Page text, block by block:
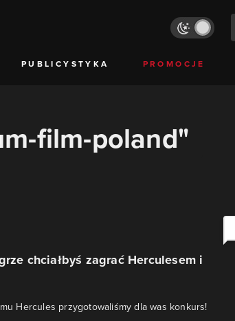
PUBLICYSTYKA PROMOCJE
film-poland"
chciałbyś zagrać Herculesem i
Hercules przygotowaliśmy dla was konkurs!